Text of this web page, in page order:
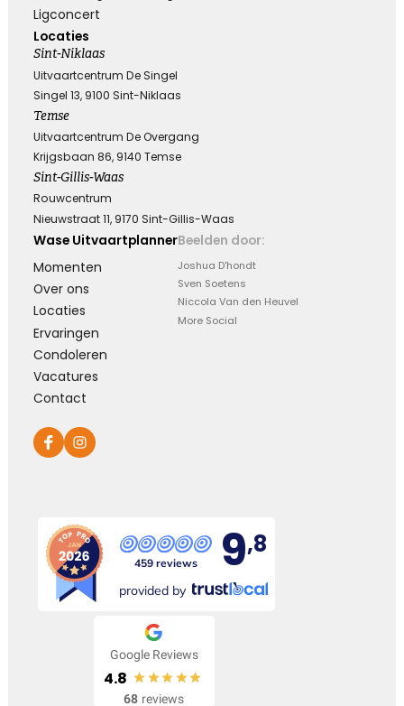
Ligconcert
Locaties
Sint-Niklaas
Uitvaartcentrum De Singel
Singel 13, 9100 Sint-Niklaas
Temse
Uitvaartcentrum De Overgang
Krijgsbaan 86, 9140 Temse
Sint-Gillis-Waas
Rouwcentrum
Nieuwstraat 11, 9170 Sint-Gillis-Waas
Wase Uitvaartplanner
Momenten
Over ons
Locaties
Ervaringen
Condoleren
Vacatures
Contact
Beelden door:
Joshua D'hondt
Sven Soetens
Niccola Van den Heuvel
More Social
459 reviews 9,8
provided by
Google Reviews
4.8
68 reviews